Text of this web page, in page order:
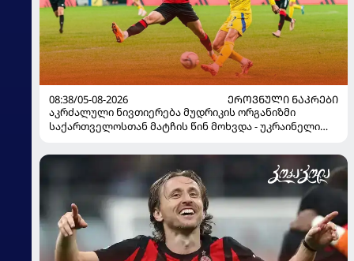
08:38/05-08-2026
ᲔᲠᲝᲕᲜᲣᲚᲘ ᲜᲐᲙᲠᲔᲑᲘ
აკრძალული ნივთიერება მუდრიკის ორგანიზმი
საქართველოსთან მატჩის წინ მოხვდა - უკრაინელი
ინფორმაციას ავრცელებს